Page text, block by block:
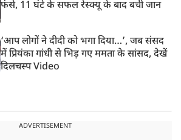
फंसे, 11 घंटे के सफल रेस्क्यू के बाद बची जान
‘आप लोगों ने दीदी को भगा दिया…’, जब संसद
में प्रियंका गांधी से भिड़ गए ममता के सांसद, देखें
दिलचस्प Video
ADVERTISEMENT